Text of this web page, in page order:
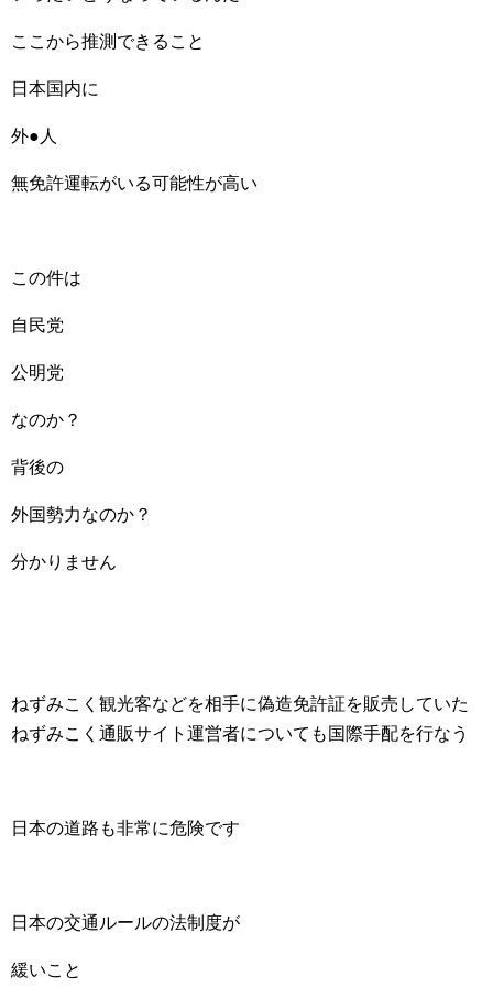
ここから推測できること
日本国内に
外●人
無免許運転がいる可能性が高い
この件は
自民党
公明党
なのか？
背後の
外国勢力なのか？
分かりません
ねずみこく観光客などを相手に偽造免許証を販売していた
ねずみこく通販サイト運営者についても国際手配を行なう
日本の道路も非常に危険です
日本の交通ルールの法制度が
緩いこと